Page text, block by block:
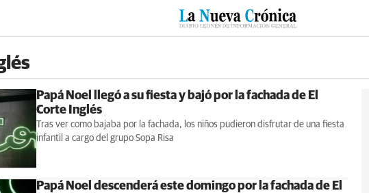
BIERZO SUCESOS CULTURAS ESPECIALES DEPORTES
Papá Noel llegó a su fiesta y bajó por la fachada de El
Corte Inglés
Tras ver como bajaba por la fachada, los niños pudieron disfrutar de una fiesta
infantil a cargo del grupo Sopa Risa
Papá Noel descenderá este domingo por la fachada de El